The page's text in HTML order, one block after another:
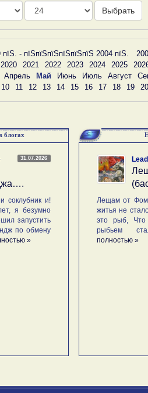
День
Выбрать
- пїЅпїЅпїЅпїЅпїЅпїЅ 2004 пїЅ.
2020 2021 2022 2023 2024 2025
Апрель Май Июнь Июль Август
10 11 12 13 14 15 16 17 18 19 20
блогах
31.07.2026
соклубник и!
я безумно
запустить
по обмену
»
Лещам от
житья не
это рыб, Что
рыбьем
полностью »